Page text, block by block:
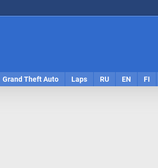
Grand Theft Auto Laps RU EN FI